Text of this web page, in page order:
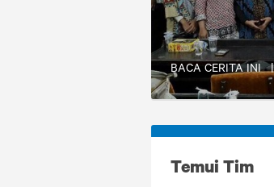
BACA CERITA INI
Temui Tim